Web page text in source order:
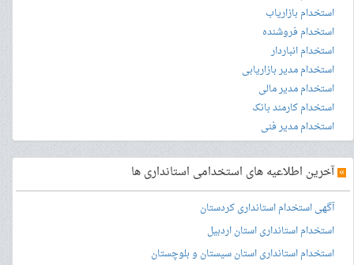
استخدام بازاریاب
استخدام فروشنده
استخدام انباردار
استخدام مدیر بازاریابی
استخدام مدیر مالی
استخدام کارمند بانک
استخدام مدیر فنی
»آخرین اطلاعیه های استخدامی استانداری ها
آگهی استخدام استانداری کردستان
استخدام استانداری استان اردبیل
استخدام استانداری استان سیستان و بلوچستان